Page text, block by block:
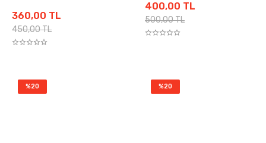
360,00 TL
450,00 TL
400,00 TL
500,00 TL
%20 %20